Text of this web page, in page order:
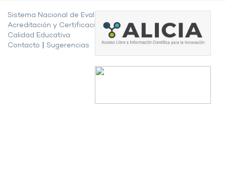
Sistema Nacional de Evaluación,
Acreditación y Certificación de la
Calidad Educativa
Contacto
Sugerencias